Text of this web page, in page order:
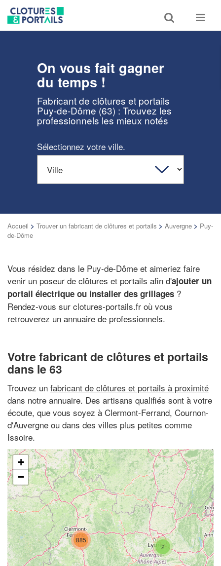
Toggle
search
Toggle
On vous fait gagner
du temps !
Fabricant de clôtures et portails
Puy-de-Dôme (63) : Trouvez les
professionnels les mieux notés
Sélectionnez votre ville.
Accueil > Trouver un fabricant de clôtures et portails > Auvergne > Puy-
de-Dôme
Vous résidez dans le Puy-de-Dôme et aimeriez faire
venir un poseur de clôtures et portails afin d'ajouter un
portail électrique ou installer des grillages ?
Rendez-vous sur clotures-portails.fr où vous
retrouverez un annuaire de professionnels.
Votre fabricant de clôtures et portails
dans le 63
Trouvez un fabricant de clôtures et portails à proximité
dans notre annuaire. Des artisans qualifiés sont à votre
écoute, que vous soyez à Clermont-Ferrand, Cournon-
d'Auvergne ou dans des villes plus petites comme
Issoire.
2
885
+
−